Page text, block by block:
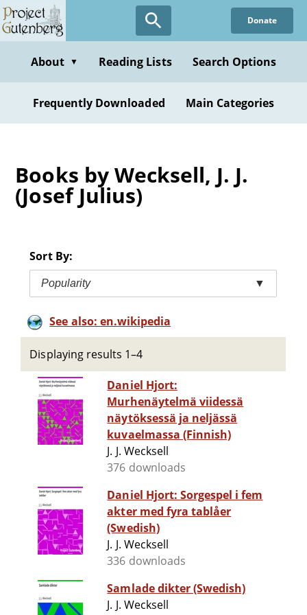
Skip
to
content
Donate
About ▼ Reading Lists Search Options
Frequently Downloaded Main Categories
Books by Wecksell, J. J.
(Josef Julius)
Sort By:
Popularity ▼
See also: en.wikipedia
Displaying results 1–4
Daniel Hjort:
Murhenäytelmä viidessä
näytöksessä ja neljässä
kuvaelmassa (Finnish)
J. J. Wecksell
376 downloads
Daniel Hjort: Sorgespel i fem
akter med fyra tablåer
(Swedish)
J. J. Wecksell
336 downloads
Samlade dikter (Swedish)
J. J. Wecksell